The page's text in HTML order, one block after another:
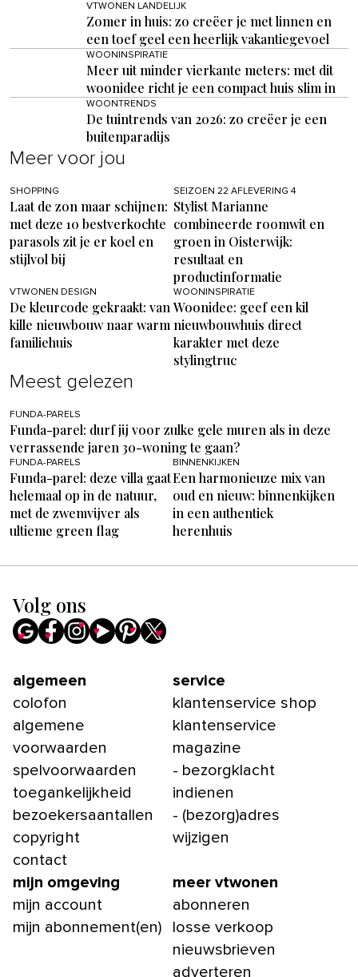
VTWONEN LANDELIJK
Zomer in huis: zo creëer je met linnen en
een toef geel een heerlijk vakantiegevoel
WOONINSPIRATIE
Meer uit minder vierkante meters: met dit
woonidee richt je een compact huis slim in
WOONTRENDS
De tuintrends van 2026: zo creëer je een
buitenparadijs
Meer voor jou
SHOPPING
Laat de zon maar schijnen:
met deze 10 bestverkochte
parasols zit je er koel en
stijlvol bij
SEIZOEN 22 AFLEVERING 4
Stylist Marianne
combineerde roomwit en
groen in Oisterwijk:
resultaat en
productinformatie
VTWONEN DESIGN
De kleurcode gekraakt: van
kille nieuwbouw naar warm
familiehuis
WOONINSPIRATIE
Woonidee: geef een kil
nieuwbouwhuis direct
karakter met deze
stylingtruc
Meest gelezen
FUNDA-PARELS
Funda-parel: durf jij voor zulke gele muren als in deze
verrassende jaren 30-woning te gaan?
FUNDA-PARELS
Funda-parel: deze villa gaat
helemaal op in de natuur,
met de zwemvijver als
ultieme green flag
BINNENKIJKEN
Een harmonieuze mix van
oud en nieuw: binnenkijken
in een authentiek
herenhuis
Volg ons
algemeen
colofon
algemene
voorwaarden
spelvoorwaarden
toegankelijkheid
bezoekersaantallen
copyright
contact
service
klantenservice shop
klantenservice
magazine
- bezorgklacht
indienen
- (bezorg)adres
wijzigen
mijn omgeving
mijn account
mijn abonnement(en)
meer vtwonen
abonneren
losse verkoop
nieuwsbrieven
adverteren